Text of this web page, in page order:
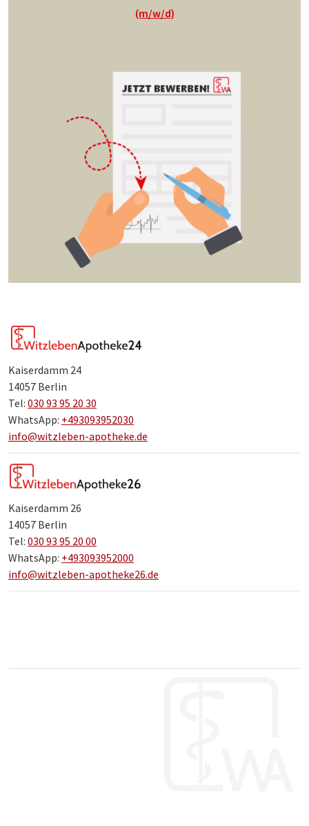
(m/w/d)
Kaiserdamm 24
14057 Berlin
Tel: 030 93 95 20 30
WhatsApp: +493093952030
info@witzleben-apotheke.de
Kaiserdamm 26
14057 Berlin
Tel: 030 93 95 20 00
WhatsApp: +493093952000
info@witzleben-apotheke26.de